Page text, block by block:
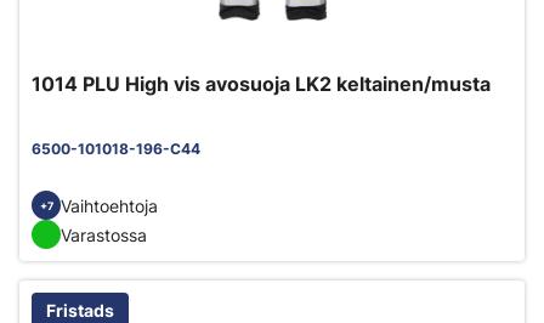
1014 PLU High vis avosuoja LK2 keltainen/musta
6500-101018-196-C44
+7 Vaihtoehtoja
Varastossa
Fristads